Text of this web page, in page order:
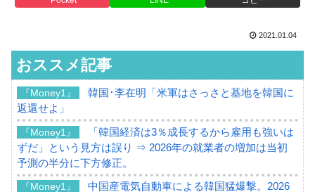
2021.01.04
おススメ記事
『Money1』
韓国･李在明「米軍はさっさと基地を韓国に
返還せよ」
『Money1』
「韓国経済は3％成長するから雇用も強いは
ずだ」という見方は誤り ⇒ 2026年の就業者の増加は当初
予測の半分に下方修正。
『Money1』
中国産電気自動車による韓国猛爆撃。2026